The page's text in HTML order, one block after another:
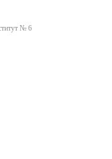
№ 6